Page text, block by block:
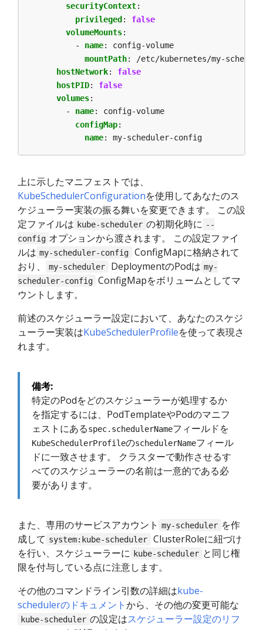
securityContext:
privileged :
false
volumeMounts:
- name:
config-volume
mountPath:
/etc/kubernetes/my-
hostNetwork:
false
hostPID:
false
volumes:
- name:
config-volume
configMap:
name: my-scheduler-config
上に示したマニフェストでは、
KubeSchedulerConfigurationを使用してあなたのス
ケジューラー実装の振る舞いを変更できます。 この設
定ファイルは kube-scheduler の初期化時に --
config オプションから渡されます。 この設定ファイ
ルは my-scheduler-config
ConfigMapに格納されて
おり、
my-scheduler DeploymentのPodは my-
scheduler-config ConfigMapをボリュームとしてマ
ウントします。
前述のスケジューラー設定において、あなたのスケジ
ューラー実装はKubeSchedulerProfileを使って表現さ
れます。
備考:
特定のPodをどのスケジューラーが処理するか
を指定するには、PodTemplateやPodのマニフ
ェストにあるspec.schedulerNameフィールドを
KubeSchedulerProfileのschedulerNameフィール
ドに一致させます。 クラスターで動作させるす
べてのスケジューラーの名前は一意的である必
要があります。
また、専用のサービスアカウント my-scheduler を作
成して system:kube-scheduler
ClusterRoleに紐づけ
を行い、スケジューラーに kube-scheduler と同じ権
限を付与している点に注意します。
その他のコマンドライン引数の詳細はkube-
schedulerのドキュメントから、その他の変更可能な
kube-scheduler の設定はスケジューラー設定のリフ